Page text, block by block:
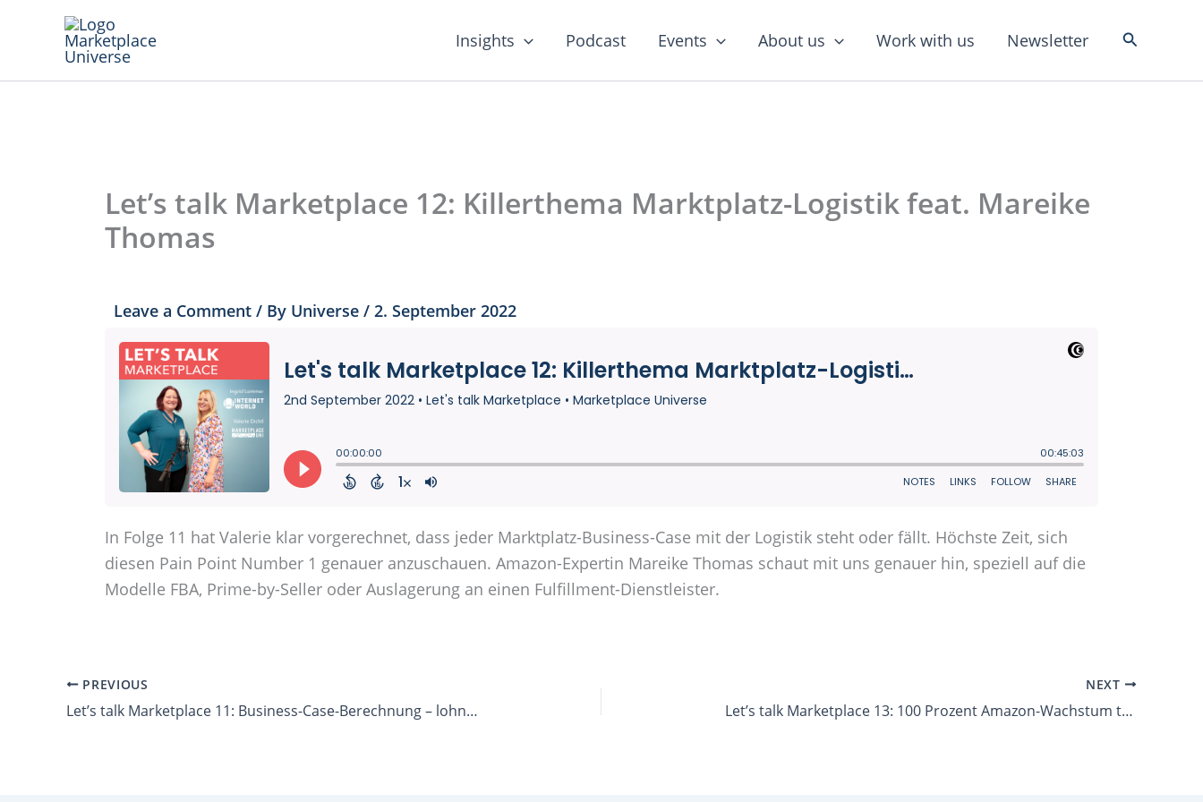
Insights Podcast Events About us Work with us Newsletter Search
Let’s talk Marketplace 12: Killerthema Marktplatz-Logistik feat. Mareike
Thomas
Leave a Comment / By Universe / 2. September 2022
In Folge 11 hat Valerie klar vorgerechnet, dass jeder Marktplatz-Business-Case mit der Logistik steht oder fällt. Höchste Zeit, sich
diesen Pain Point Number 1 genauer anzuschauen. Amazon-Expertin Mareike Thomas schaut mit uns genauer hin, speziell auf die
Modelle FBA, Prime-by-Seller oder Auslagerung an einen Fulfillment-Dienstleister.
PREVIOUS
Let’s talk Marketplace 11: Business-Case-Berechnung – lohnt sich Marktplatz?
NEXT
Let’s talk Marketplace 13: 100 Prozent Amazon-Wachstum trotz Insolvenz